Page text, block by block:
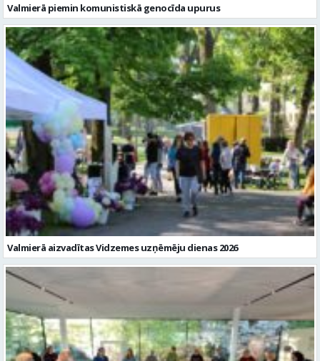
Valmierā piemin komunistiskā genocīda upurus
Valmierā aizvadītas Vidzemes uzņēmēju dienas 2026